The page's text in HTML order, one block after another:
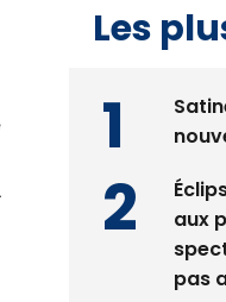
aux